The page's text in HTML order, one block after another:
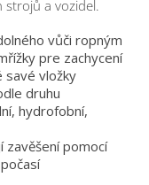
strojů a vozidel.
vůči ropným
pre zachycení
savé vložky
druhu
hydrofobní,
zavěšení pomocí